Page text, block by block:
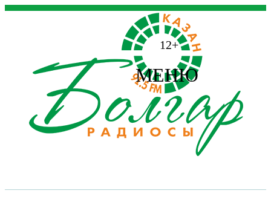
12+
МЕНЮ